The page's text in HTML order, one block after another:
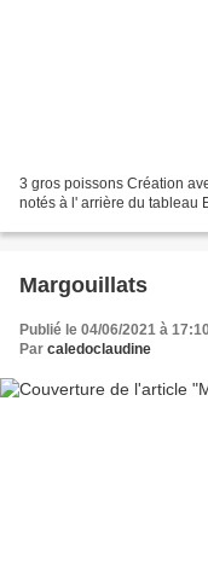
3 gros poissons Création
notés à l' arrière du tableau
Margouillats
Publié le 04/06/2021 à
Par caledoclaudine